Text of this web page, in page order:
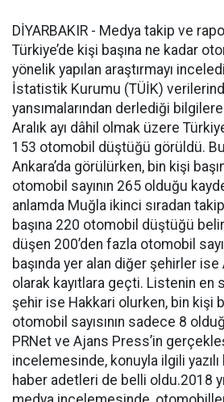
DİYARBAKIR - Medya takip ve
Türkiye’de kişi başına ne kadar
yönelik yapılan araştırmayı
İstatistik Kurumu (TÜİK)
yansımalarından derlediği bilgilere
Aralık ayı dâhil olmak üzere
153 otomobil düştüğü görüldü.
Ankara’da görülürken, bin kişi
otomobil sayının 265 olduğu
anlamda Muğla ikinci sıradan
başına 220 otomobil düştüğü
düşen 200’den fazla otomobil
başında yer alan diğer şehirler
olarak kayıtlara geçti. Listenin en
şehir ise Hakkari olurken, bin kişi
otomobil sayısının sadece 8
PRNet ve Ajans Press’in
incelemesinde, konuyla ilgili yazılı
haber adetleri de belli oldu.2018